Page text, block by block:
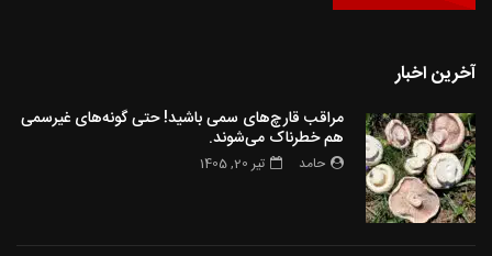
آخرین اخبار
مراقب قارچ‌های سمی باشید! حتی گونه‌های غیرسمی
هم خطرناک می‌شوند.
حامد تیر 20, 1405